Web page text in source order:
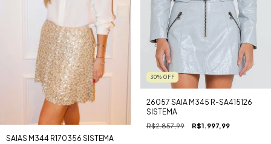
SAIAS M344 R170356 SISTEMA
30% OFF
26057 SAIA M345 R-SA415126
SISTEMA
R$2.857,99 R$1.997,99